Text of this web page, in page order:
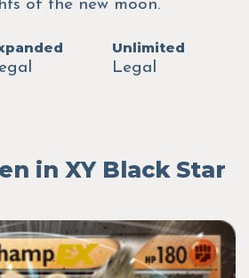
of the new moon.
Unlimited
Legal
in XY Black Star